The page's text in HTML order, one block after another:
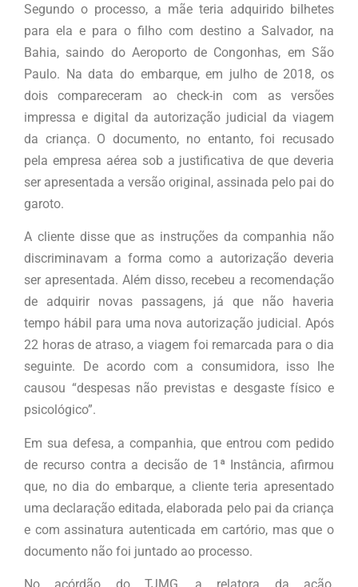
Segundo o processo, a mãe teria adquirido bilhetes
para ela e para o filho com destino a Salvador, na
Bahia, saindo do Aeroporto de Congonhas, em São
Paulo. Na data do embarque, em julho de 2018, os
dois compareceram ao check-in com as versões
impressa e digital da autorização judicial da viagem
da criança. O documento, no entanto, foi recusado
pela empresa aérea sob a justificativa de que deveria
ser apresentada a versão original, assinada pelo pai do
garoto.
A cliente disse que as instruções da companhia não
discriminavam a forma como a autorização deveria
ser apresentada. Além disso, recebeu a recomendação
de adquirir novas passagens, já que não haveria
tempo hábil para uma nova autorização judicial. Após
22 horas de atraso, a viagem foi remarcada para o dia
seguinte. De acordo com a consumidora, isso lhe
causou “despesas não previstas e desgaste físico e
psicológico”.
Em sua defesa, a companhia, que entrou com pedido
de recurso contra a decisão de 1ª Instância, afirmou
que, no dia do embarque, a cliente teria apresentado
uma declaração editada, elaborada pelo pai da criança
e com assinatura autenticada em cartório, mas que o
documento não foi juntado ao processo.